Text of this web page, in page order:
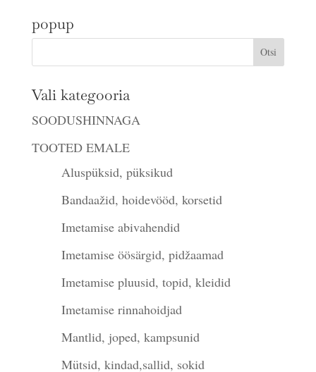
popup
Vali kategooria
SOODUSHINNAGA
TOOTED EMALE
Aluspüksid, püksikud
Bandaažid, hoidevööd, korsetid
Imetamise abivahendid
Imetamise öösärgid, pidžaamad
Imetamise pluusid, topid, kleidid
Imetamise rinnahoidjad
Mantlid, joped, kampsunid
Mütsid, kindad,sallid, sokid